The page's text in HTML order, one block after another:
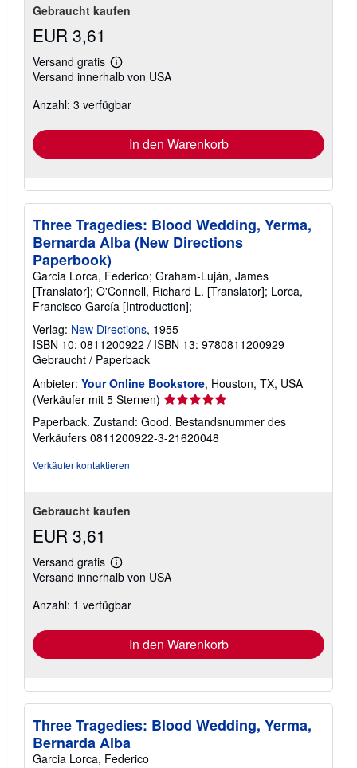
Gebraucht kaufen
EUR 3,61
Versand gratis
Weitere
Informationen
Versandkosten
Versand innerhalb von USA
Anzahl: 3 verfügbar
In den Warenkorb
Three Tragedies: Blood Wedding, Yerma,
Bernarda Alba (New Directions
Paperbook)
Garcia Lorca, Federico; Graham-Luján, James
[Translator]; O'Connell, Richard L. [Translator]; Lorca,
Francisco García [Introduction];
Verlag: New Directions, 1955
ISBN 10: 0811200922 / ISBN 13: 9780811200929
Gebraucht / Paperback
Anbieter: Your Online Bookstore, Houston, TX, USA
(Verkäufer mit 5 Sternen) Verkäuferbewertung
5
von
5
Paperback. Zustand: Good. Bestandsnummer des
Verkäufers 0811200922-3-21620048
Verkäufer kontaktieren
Gebraucht kaufen
EUR 3,61
Versand gratis
Weitere
Informationen
Versandkosten
Versand innerhalb von USA
Anzahl: 1 verfügbar
In den Warenkorb
Three Tragedies: Blood Wedding, Yerma,
Bernarda Alba
Garcia Lorca, Federico